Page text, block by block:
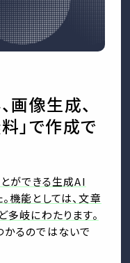
画像生成、
」で作成で
ができる生成AI
機能としては、文章
多岐にわたります。
るのではないで